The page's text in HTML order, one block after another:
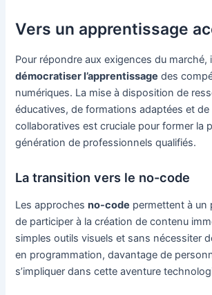
Vers un apprentissage
Pour répondre aux exigences du marché,
démocratiser l’apprentissage des
numériques. La mise à disposition de
éducatives, de formations adaptées et
collaboratives est cruciale pour former la
génération de professionnels qualifiés.
La transition vers le no-code
Les approchesno-code permettent à un
de participer à la création de contenu
simples outils visuels et sans nécessiter
en programmation, davantage de
s’impliquer dans cette aventure